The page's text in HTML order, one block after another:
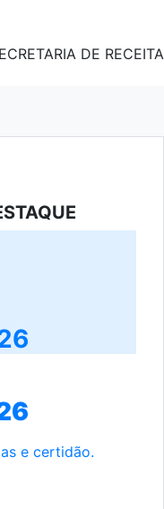
DE RECEITA
e certidão.